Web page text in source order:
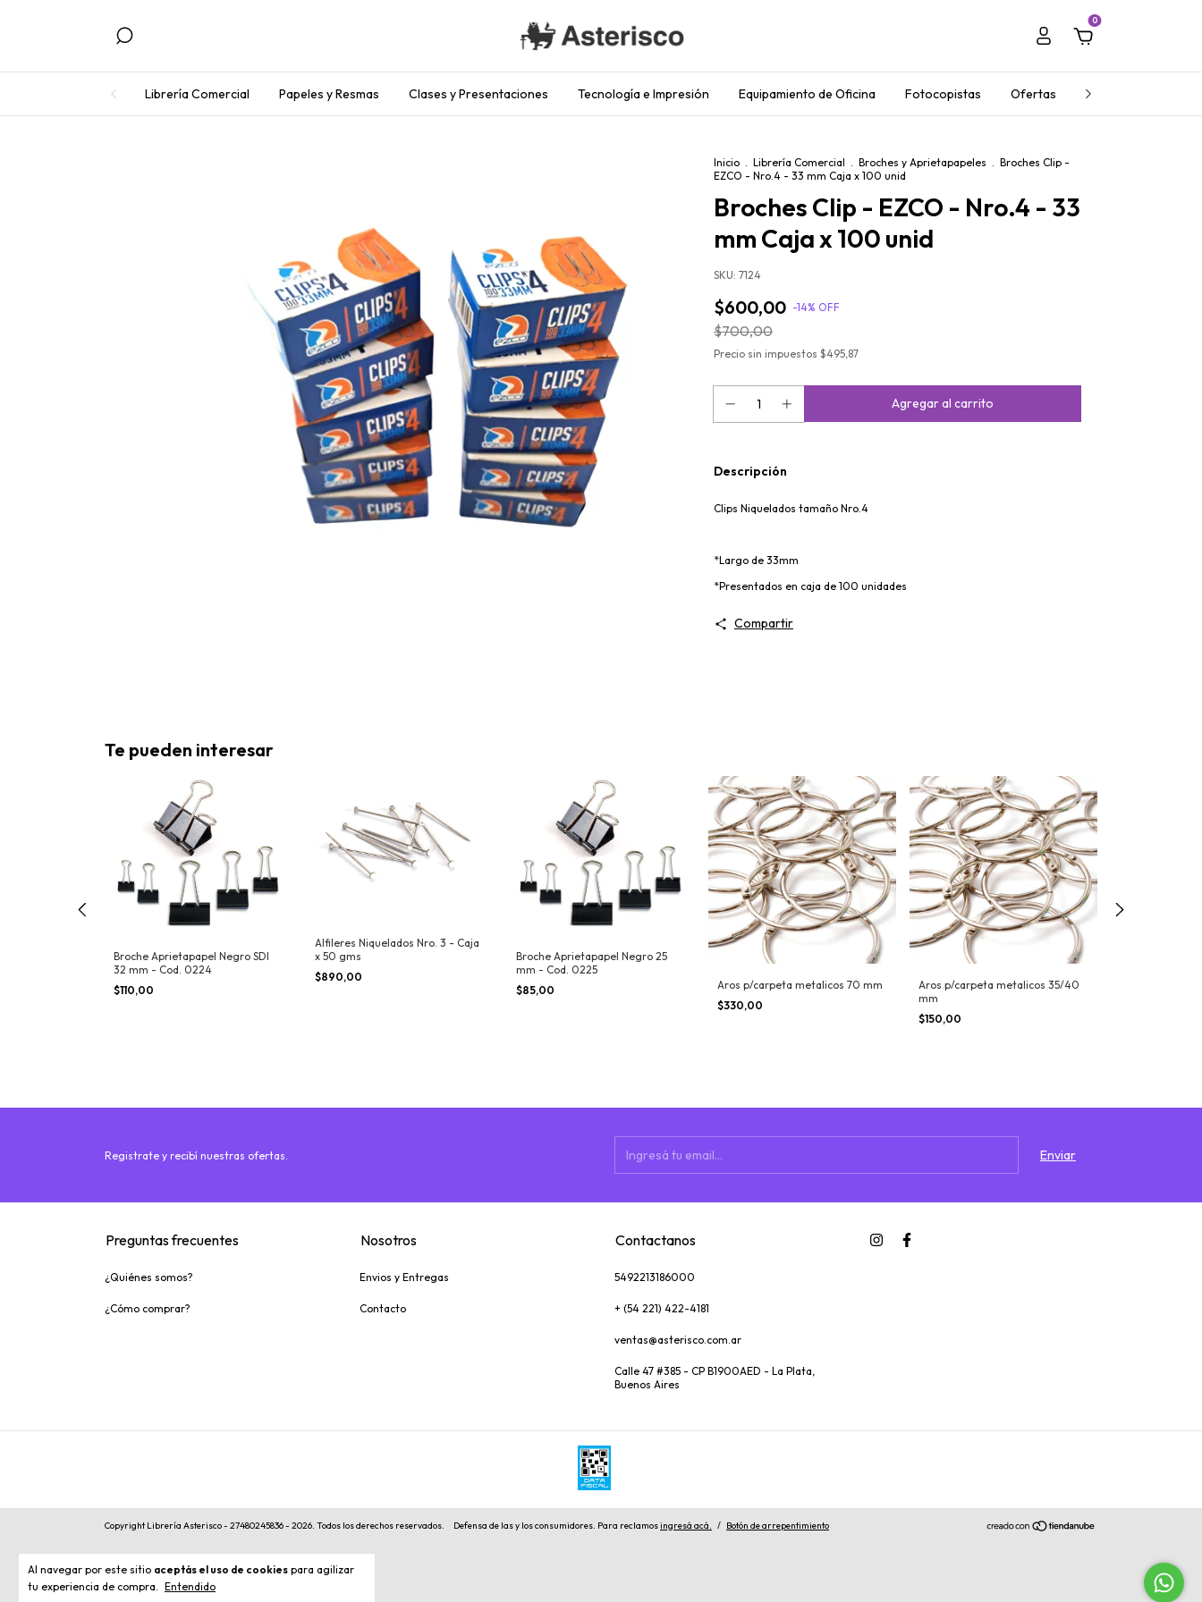
0
Librería Comercial Papeles y Resmas Clases y Presentaciones Tecnología e Impresión Equipamiento de Oficina Fotocopistas Ofertas Regalos
Al navegar por este sitio aceptás el uso de cookies para agilizar
tu experiencia de compra. Entendido
Inicio . Librería Comercial . Broches y Aprietapapeles . Broches Clip -
EZCO - Nro.4 - 33 mm Caja x 100 unid
Broches Clip - EZCO - Nro.4 - 33
mm Caja x 100 unid
SKU: 7124
$600,00 -14% OFF
$700,00
Precio sin impuestos $495,87
Descripción
Clips Niquelados tamaño Nro.4
*Largo de 33mm
*Presentados en caja de 100 unidades
Compartir
Te pueden interesar
Broche Aprietapapel Negro SDI
32 mm - Cod. 0224
$110,00
Alfileres Niquelados Nro. 3 - Caja
x 50 gms
$890,00
Broche Aprietapapel Negro 25
mm - Cod. 0225
$85,00
Aros p/carpeta metalicos 70 mm
$330,00
Aros p/carpeta metalicos 35/40
mm
$150,00
Registrate y recibí nuestras ofertas.
Preguntas frecuentes
¿Quiénes somos?
¿Cómo comprar?
Nosotros
Envios y Entregas
Contacto
Contactanos
5492213186000
+ (54 221) 422-4181
ventas@asterisco.com.ar
Calle 47 #385 - CP B1900AED - La Plata,
Buenos Aires
Copyright Librería Asterisco - 27480245836 - 2026. Todos los derechos reservados. Defensa de las y los consumidores. Para reclamosingresá acá. / Botón de arrepentimiento